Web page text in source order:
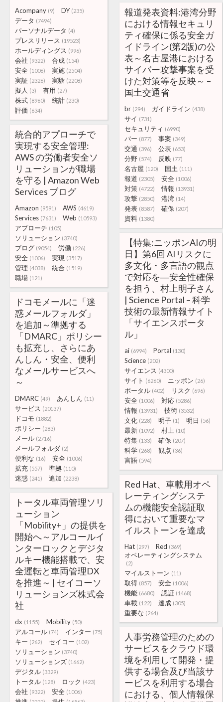
Acompany (9) DY (235)
データ (7494)
パーソナルデータ (4)
プレスリリース (19523)
ホールディングス (996)
会社 (9322) 合成 (154)
安全 (1006) 実施 (2504)
実証 (2326) 実験 (2208)
擬人 (3) 有用 (27)
株式 (8960) 統計 (230)
評価 (634)
報道発表資料:港湾分野
における情報セキュリ
ティ確保に係る安全ガ
イドライン(第2版)の公
表～名古屋港における
サイバー攻撃事案を受
けた対策等を反映～ –
国土交通省
br (294) ガイドライン (438)
サイ (731)
セキュリティ (6990)
バー (877) 事案 (349)
交通 (396) 公表 (653)
分野 (574) 反映 (77)
名古屋 (120) 国土 (111)
報道 (2305) 安全 (1006)
対策 (4722) 情報 (13931)
攻撃 (2850) 港湾 (14)
発表 (8587) 確保 (207)
資料 (1380)
統合的アプローチで
実現する安全管理:
AWS の労働者安全ソ
リューションが職場
を守る | Amazon Web
Services ブログ
Amazon (9591) AWS (4619)
Services (7631) Web (10593)
アプローチ (105)
ソリューション (3740)
ブログ (9054) 労働 (226)
安全 (1006) 実現 (3517)
管理 (4038) 統合 (1519)
職場 (121)
【特集:ニッポンAIの明
日】第6回 AIリスクに
多文化・多言語の観点
で対応を―安全性確保
を担う、村上明子さん
| Science Portal – 科学
技術の最新情報サイト
「サイエンスポータ
ル」
ai (6994) Portal (130)
Science (202)
サイエンス (4300)
サイト (6260) ニッポン (26)
ポータル (402) リスク (696)
安全 (1006) 対応 (5286)
情報 (13931) 技術 (3532)
文化 (228) 明子 (1) 明日 (56)
最新 (1092) 村上 (10)
特集 (133) 確保 (207)
科学 (268) 観点 (36)
言語 (594)
ドコモメールに「迷
惑メールフォルダ」
を追加～準拠する
「DMARC」ポリシー
も拡充し、さらにあ
んしん・安全、便利
なメールサービスへ
～
DMARC (49) あんしん (11)
サービス (20137)
ドコモ (1882)
ポリシー (283)
メール (2716)
メールフォルダ (2)
便利な (16) 安全 (1006)
拡充 (557) 準拠 (110)
迷惑 (241) 追加 (2238)
Red Hat、車載用オペ
レーティングシステ
ムの機能安全認証取
得において重要なマ
イルストーンを達成
Hat (297) Red (369)
オペレーティングシステム
(2)
マイルストーン (11)
取得 (857) 安全 (1006)
機能 (6680) 認証 (1468)
車載 (122) 達成 (305)
重要な (264)
トータル車両管理ソリ
ューション
「Mobility+」の提供を
開始へ～アルコールイ
ンターロックとデジタ
ルキー機能搭載で、安
全運転と車両管理DX
を推進～ | セイコーソ
リューションズ株式会
社
dx (1155) Mobility (50)
アルコール (74) インター (75)
キー (262) セイコー (102)
ソリューション (3740)
ソリューションズ (1662)
デジタル (3329)
トータル (128) ロック (423)
会社 (9322) 安全 (1006)
人事労務管理のための
サービスをクラウド環
境を利用して開発・提
供する場合及び当該サ
ービスを利用する場合
における、個人情報保